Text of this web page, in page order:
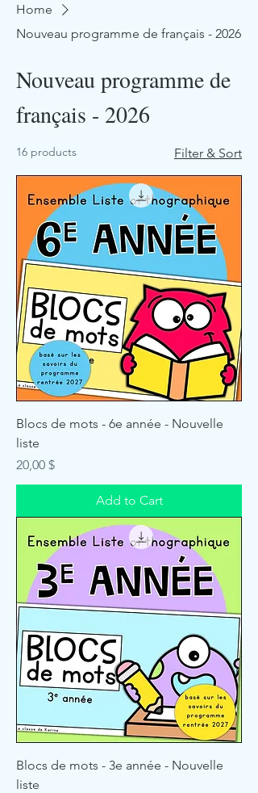
Home
Nouveau programme de français - 2026
Nouveau programme de
français - 2026
16 products Filter & Sort
Blocs de mots - 6e année - Nouvelle
liste
Price
20,00 $
Add to Cart
Blocs de mots - 3e année - Nouvelle
liste